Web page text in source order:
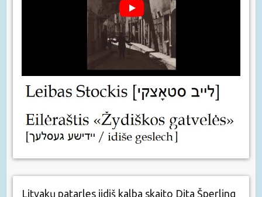
Litvakų patarles jidiš kalba skaito Dita Šperling